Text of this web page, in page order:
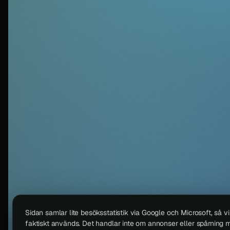
Sidan samlar lite besöksstatistik via Google och Microsoft, så
faktiskt används. Det handlar inte om annonser eller spårning